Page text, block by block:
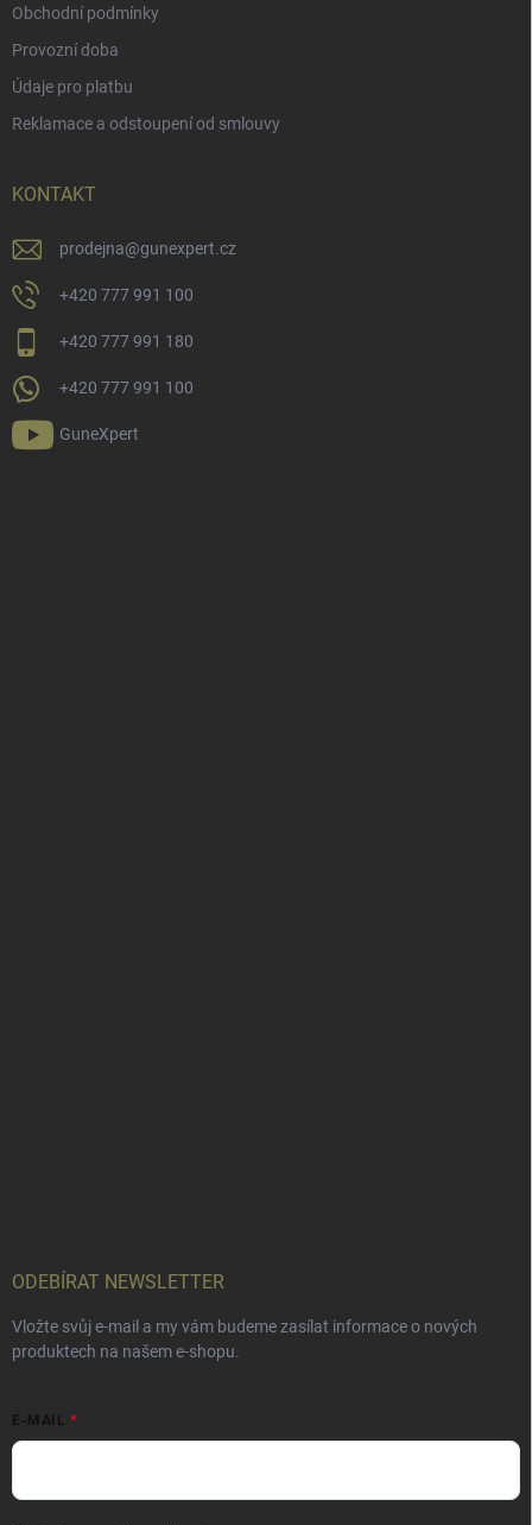
Obchodní podmínky
Provozní doba
Údaje pro platbu
Reklamace a odstoupení od smlouvy
KONTAKT
prodejna@gunexpert.cz
+420 777 991 100
+420 777 991 180
+420 777 991 100
GuneXpert
ODEBÍRAT NEWSLETTER
Vložte svůj e-mail a my vám budeme zasílat informace o nových
produktech na našem e-shopu.
E-MAIL